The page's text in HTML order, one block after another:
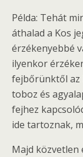
Példa: Tehát
áthalad a Kos
érzékenyebbé
ilyenkor
fejbőrünktől az
toboz és
fejhez
ide tartoznak,
Majd közvetlen